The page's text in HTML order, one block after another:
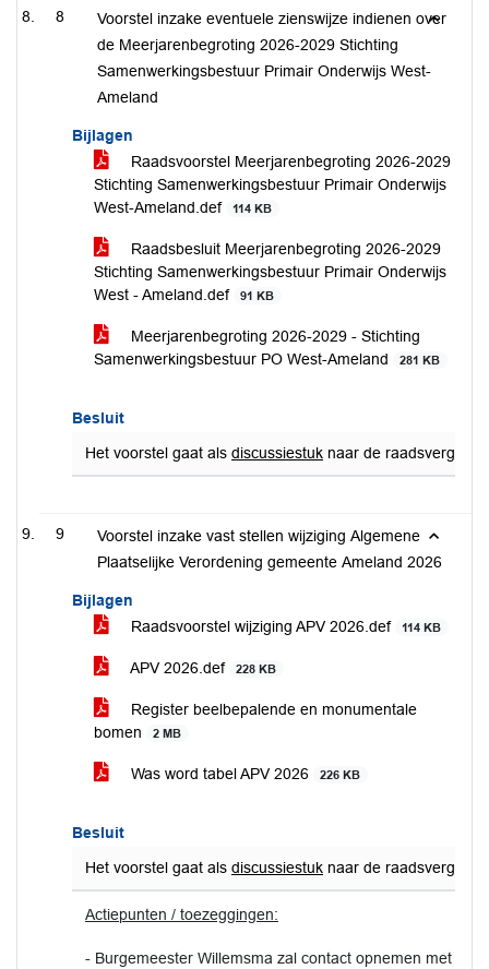
8
Voorstel inzake eventuele zienswijze indienen over
de Meerjarenbegroting 2026-2029 Stichting
Samenwerkingsbestuur Primair Onderwijs West-
Ameland
Bijlagen
Raadsvoorstel Meerjarenbegroting 2026-2029
Stichting Samenwerkingsbestuur Primair Onderwijs
West-Ameland.def
114 KB
Raadsbesluit Meerjarenbegroting 2026-2029
Stichting Samenwerkingsbestuur Primair Onderwijs
West - Ameland.def
91 KB
Meerjarenbegroting 2026-2029 - Stichting
Samenwerkingsbestuur PO West-Ameland
281 KB
Besluit
Het voorstel gaat als discussiestuk naar de
9
Voorstel inzake vast stellen wijziging Algemene
Plaatselijke Verordening gemeente Ameland 2026
Bijlagen
Raadsvoorstel wijziging APV 2026.def
114 KB
APV 2026.def 228 KB
Register beelbepalende en monumentale
bomen
2 MB
Was word tabel APV 2026 226 KB
Besluit
Het voorstel gaat als discussiestuk naar de
Actiepunten / toezeggingen:
- Burgemeester Willemsma zal contact opnemen met de